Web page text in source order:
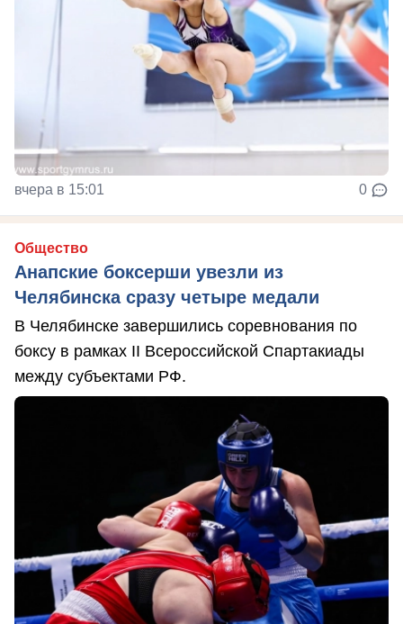
вчера в 15:01 0
Общество
Анапские боксерши увезли из
Челябинска сразу четыре медали
В Челябинске завершились соревнования по
боксу в рамках II Всероссийской Спартакиады
между субъектами РФ.